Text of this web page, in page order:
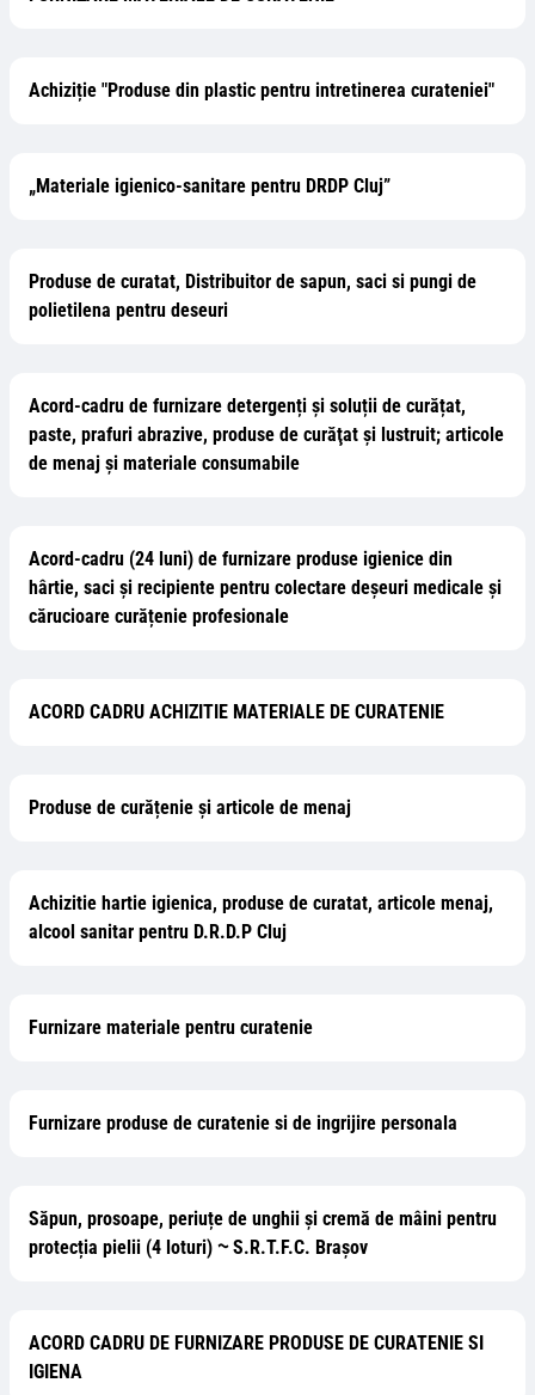
Achiziție "Produse din plastic pentru intretinerea curateniei"
„Materiale igienico-sanitare pentru DRDP Cluj”
Produse de curatat, Distribuitor de sapun, saci si pungi de
polietilena pentru deseuri
Acord-cadru de furnizare detergenți și soluții de curățat,
paste, prafuri abrazive, produse de curăţat şi lustruit; articole
de menaj și materiale consumabile
Acord-cadru (24 luni) de furnizare produse igienice din
hârtie, saci și recipiente pentru colectare deșeuri medicale și
cărucioare curățenie profesionale
ACORD CADRU ACHIZITIE MATERIALE DE CURATENIE
Produse de curățenie și articole de menaj
Achizitie hartie igienica, produse de curatat, articole menaj,
alcool sanitar pentru D.R.D.P Cluj
Furnizare materiale pentru curatenie
Furnizare produse de curatenie si de ingrijire personala
Săpun, prosoape, periuțe de unghii și cremă de mâini pentru
protecția pielii (4 loturi) ⁓ S.R.T.F.C. Brașov
ACORD CADRU DE FURNIZARE PRODUSE DE CURATENIE SI
IGIENA